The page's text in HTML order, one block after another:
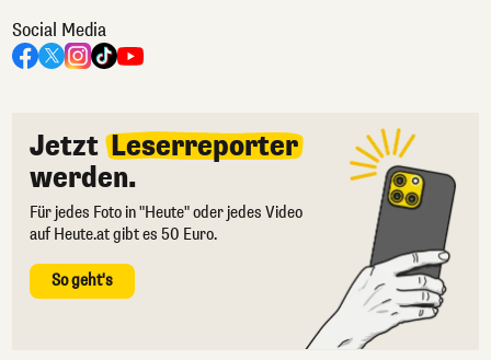
Social Media
Jetzt Leserreporter
werden.
Für jedes Foto in "Heute" oder jedes Video
auf Heute.at gibt es 50 Euro.
So geht's